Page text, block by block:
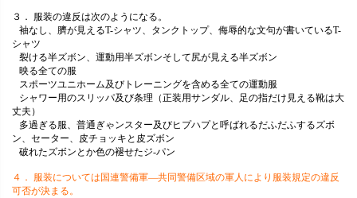
３． 服装の違反は次のようになる。
袖なし、臍が見えるT-シャツ、タンクトップ、侮辱的な文句が書いているT-
シャツ
裂ける半ズボン、運動用半ズボンそして尻が見える半ズボン
映る全ての服
スポーツユニホーム及びトレーニングを含める全ての運動服
シャワー用のスリッパ及び条理（正装用サンダル、足の指だけ見える靴は大
丈夫）
多過ぎる服、普通ぎゃンスター及びヒプハプと呼ばれるだふだふするズボ
ン、セーター、皮チョッキと皮ズボン
破れたズボンとか色の褪せたジ-パン
４． 服装については国連警備軍―共同警備区域の軍人により服装規定の違反
可否が決まる。